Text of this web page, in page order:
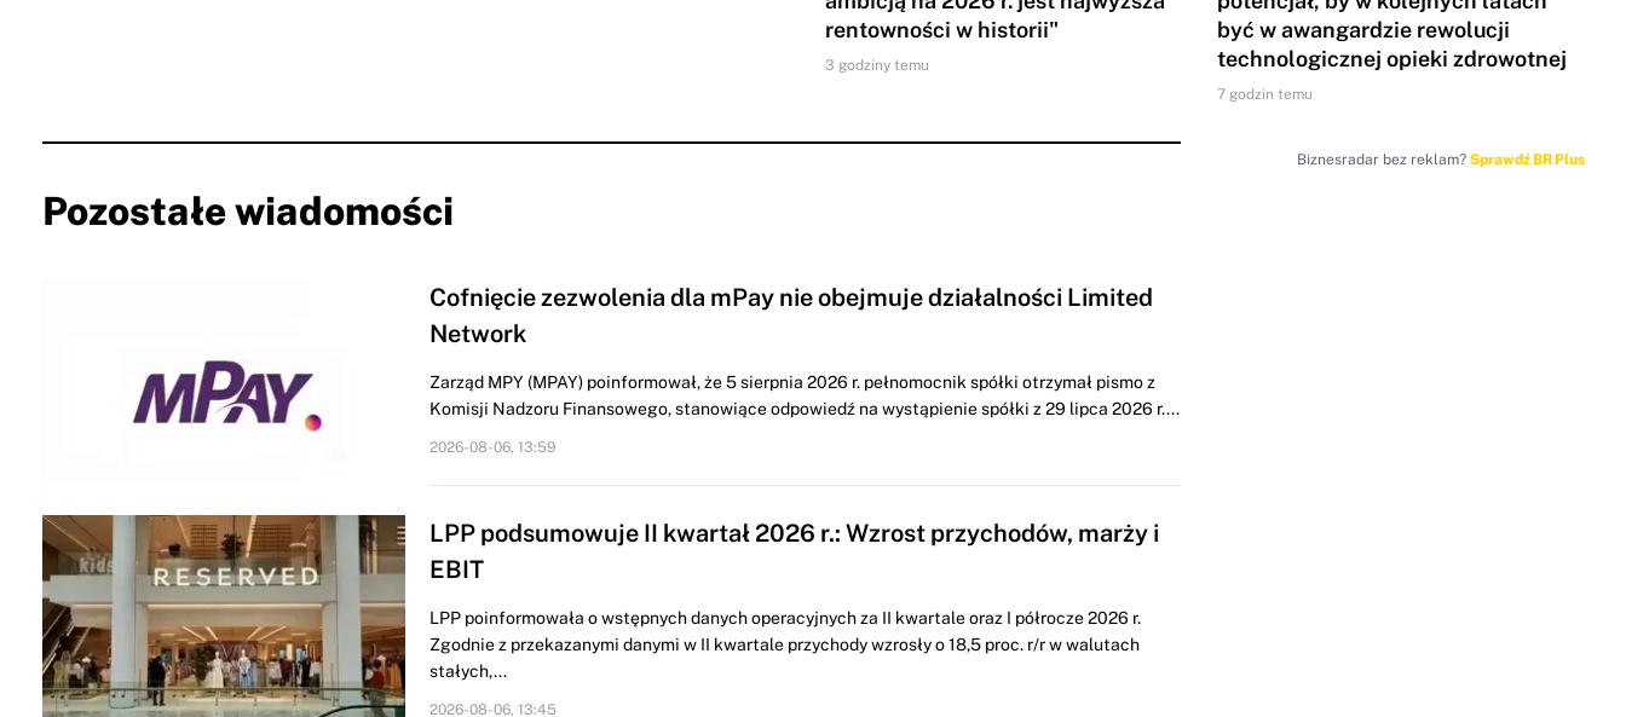
rentowności w historii"
3 godziny temu
być w awangardzie rewolucji
technologicznej opieki zdrowotnej
7 godzin temu
Pozostałe wiadomości
Cofnięcie zezwolenia dla mPay nie obejmuje działalności Limited
Network
Zarząd MPY (MPAY) poinformował, że 5 sierpnia 2026 r. pełnomocnik spółki otrzymał pismo z
Komisji Nadzoru Finansowego, stanowiące odpowiedź na wystąpienie spółki z 29 lipca 2026 r....
2026-08-06, 13:59
LPP podsumowuje II kwartał 2026 r.: Wzrost przychodów, marży i
EBIT
LPP poinformowała o wstępnych danych operacyjnych za II kwartale oraz I półrocze 2026 r.
Zgodnie z przekazanymi danymi w II kwartale przychody wzrosły o 18,5 proc. r/r w walutach
stałych,...
2026-08-06, 13:45
Biznesradar bez reklam? Sprawdź BR Plus